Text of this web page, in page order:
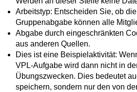
Arbeitstyp: Entscheiden Sie, ob
Gruppenabgabe können alle
Abgabe durch eingeschränkten
aus anderen Quellen.
Dies ist eine Beispielaktivität:
VPL-Aufgabe wird dann nicht in
Übungszwecken. Dies bedeutet
speichern, sondern nur den von